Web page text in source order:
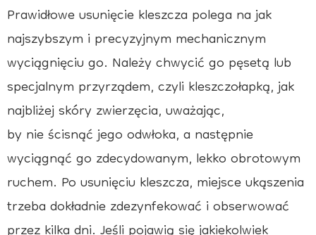
Prawidłowe usunięcie kleszcza polega na jak
najszybszym i precyzyjnym mechanicznym
wyciągnięciu go. Należy chwycić go pęsetą lub
specjalnym przyrządem, czyli kleszczołapką, jak
najbliżej skóry zwierzęcia, uważając,
by nie ścisnąć jego odwłoka, a następnie
wyciągnąć go zdecydowanym, lekko obrotowym
ruchem. Po usunięciu kleszcza, miejsce ukąszenia
trzeba dokładnie zdezynfekować i obserwować